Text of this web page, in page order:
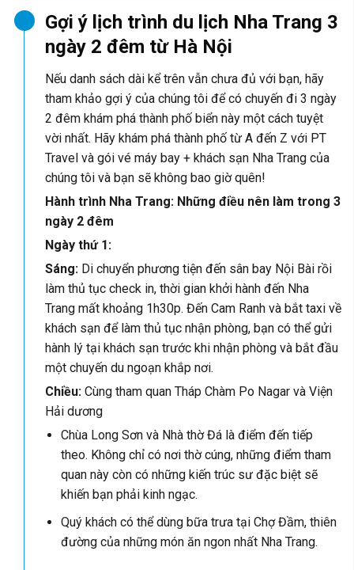
Gợi ý lịch trình du lịch Nha Trang 3
ngày 2 đêm từ Hà Nội
Nếu danh sách dài kể trên vẫn chưa đủ với bạn, hãy
tham khảo gợi ý của chúng tôi để có chuyến đi 3 ngày
2 đêm khám phá thành phố biển này một cách tuyệt
vời nhất. Hãy khám phá thành phố từ A đến Z với PT
Travel và gói vé máy bay + khách sạn Nha Trang của
chúng tôi và bạn sẽ không bao giờ quên!
Hành trình Nha Trang: Những điều nên làm trong 3
ngày 2 đêm
Ngày thứ 1:
Sáng: Di chuyển phương tiện đến sân bay Nội Bài rồi
làm thủ tục check in, thời gian khởi hành đến Nha
Trang mất khoảng 1h30p. Đến Cam Ranh và bắt taxi về
khách sạn để làm thủ tục nhận phòng, bạn có thể gửi
hành lý tại khách sạn trước khi nhận phòng và bắt đầu
một chuyến du ngoạn khắp nơi.
Chiều: Cùng tham quan Tháp Chàm Po Nagar và Viện
Hải dương
Chùa Long Sơn và Nhà thờ Đá là điểm đến tiếp
theo. Không chỉ có nơi thờ cúng, những điểm tham
quan này còn có những kiến ​​trúc sư đặc biệt sẽ
khiến bạn phải kinh ngạc.
Quý khách có thể dùng bữa trưa tại Chợ Đầm, thiên
đường của những món ăn ngon nhất Nha Trang.